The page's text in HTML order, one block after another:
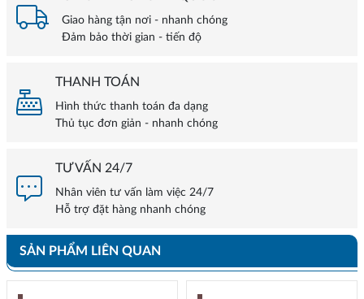
Giao hàng tận nơi - nhanh chóng
Đảm bảo thời gian - tiến độ
THANH TOÁN
Hình thức thanh toán đa dạng
Thủ tục đơn giản - nhanh chóng
TƯ VẤN 24/7
Nhân viên tư vấn làm việc 24/7
Hỗ trợ đặt hàng nhanh chóng
SẢN PHẨM LIÊN QUAN